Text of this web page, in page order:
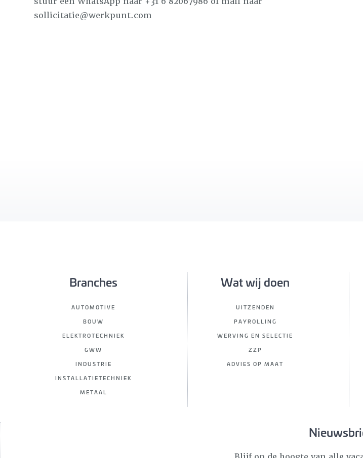
sollicitatie@werkpunt.com
Branches
AUTOMOTIVE
BOUW
ELEKTROTECHNIEK
GWW
INDUSTRIE
INSTALLATIETECHNIEK
METAAL
Wat wij doen
UITZENDEN
PAYROLLING
WERVING EN SELECTIE
ZZP
ADVIES OP MAAT